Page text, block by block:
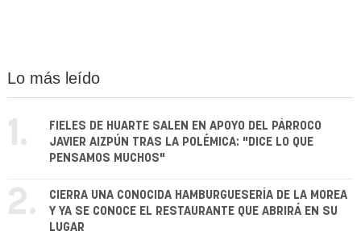
Lo más leído
1.
FIELES DE HUARTE SALEN EN APOYO DEL PÁRROCO
JAVIER AIZPÚN TRAS LA POLÉMICA: "DICE LO QUE
PENSAMOS MUCHOS"
2.
CIERRA UNA CONOCIDA HAMBURGUESERÍA DE LA MOREA
Y YA SE CONOCE EL RESTAURANTE QUE ABRIRÁ EN SU
LUGAR